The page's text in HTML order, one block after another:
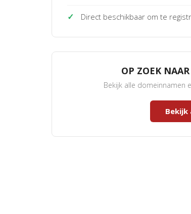
✓ Direct beschikbaar om te
OP ZOEK
Bekijk alle domeinnamen
Bekijk